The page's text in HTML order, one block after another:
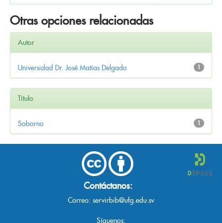
Otras opciones relacionadas
Autor
1
Universidad Dr. José Matías Delgado
Título
1
Soborno
Contáctanos:
Correo: servirbib@ufg.edu.sv
Síguenos: